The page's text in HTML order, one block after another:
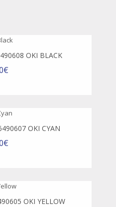
OKI BLACK
OKI CYAN
OKI YELLOW